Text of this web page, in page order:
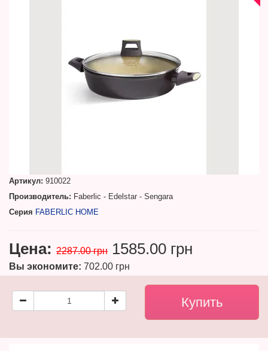
Артикул: 910022
Производитель: Faberlic - Edelstar - Sengara
Серия FABERLIC HOME
Цена: 2287.00 грн 1585.00 грн
Вы экономите: 702.00 грн